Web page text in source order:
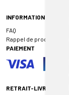
INFORMATIONS
FAQ
Rappel de produit
PAIEMENT
RETRAIT-LIVRAISON